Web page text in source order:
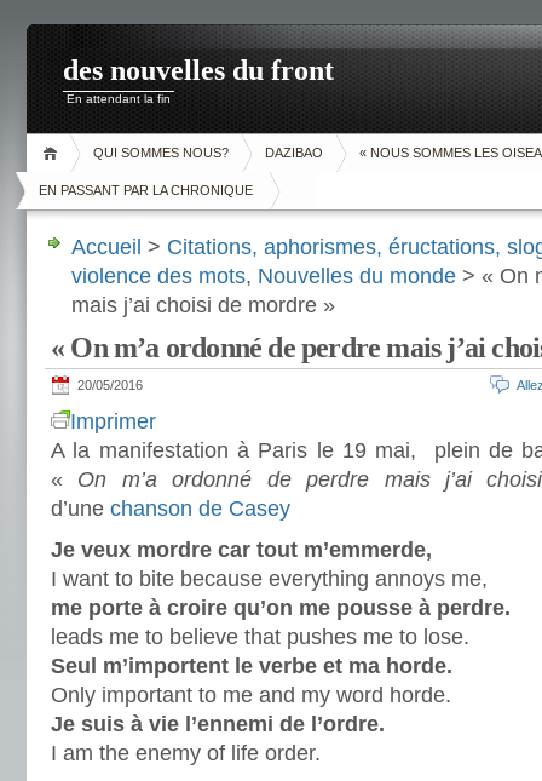
des nouvelles du front
En attendant la fin
QUI SOMMES NOUS? DAZIBAO « NOUS SOMMES LES
EN PASSANT PAR LA CHRONIQUE
Accueil > Citations, aphorismes, éructations,
violence des mots, Nouvelles du monde > « On
mais j’ai choisi de mordre »
« On m’a ordonné de perdre mais j’ai
20/05/2016
Imprimer
A la manifestation à Paris le 19 mai, plein de
« On m’a ordonné de perdre mais j’ai
d’une chanson de Casey
Je veux mordre car tout m’emmerde,
I want to bite because everything annoys me,
me porte à croire qu’on me pousse à perdre.
leads me to believe that pushes me to lose.
Seul m’importent le verbe et ma horde.
Only important to me and my word horde.
Je suis à vie l’ennemi de l’ordre.
I am the enemy of life order.